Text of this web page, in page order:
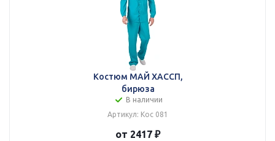
Костюм МАЙ ХАССП,
бирюза
В наличии
Артикул: Кос 081
от 2417 ₽